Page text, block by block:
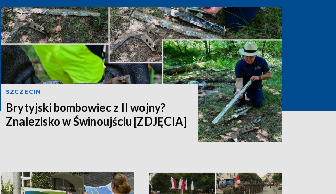
SZCZECIN
Brytyjski bombowiec z II wojny?
Znalezisko w Świnoujściu [ZDJĘCIA]